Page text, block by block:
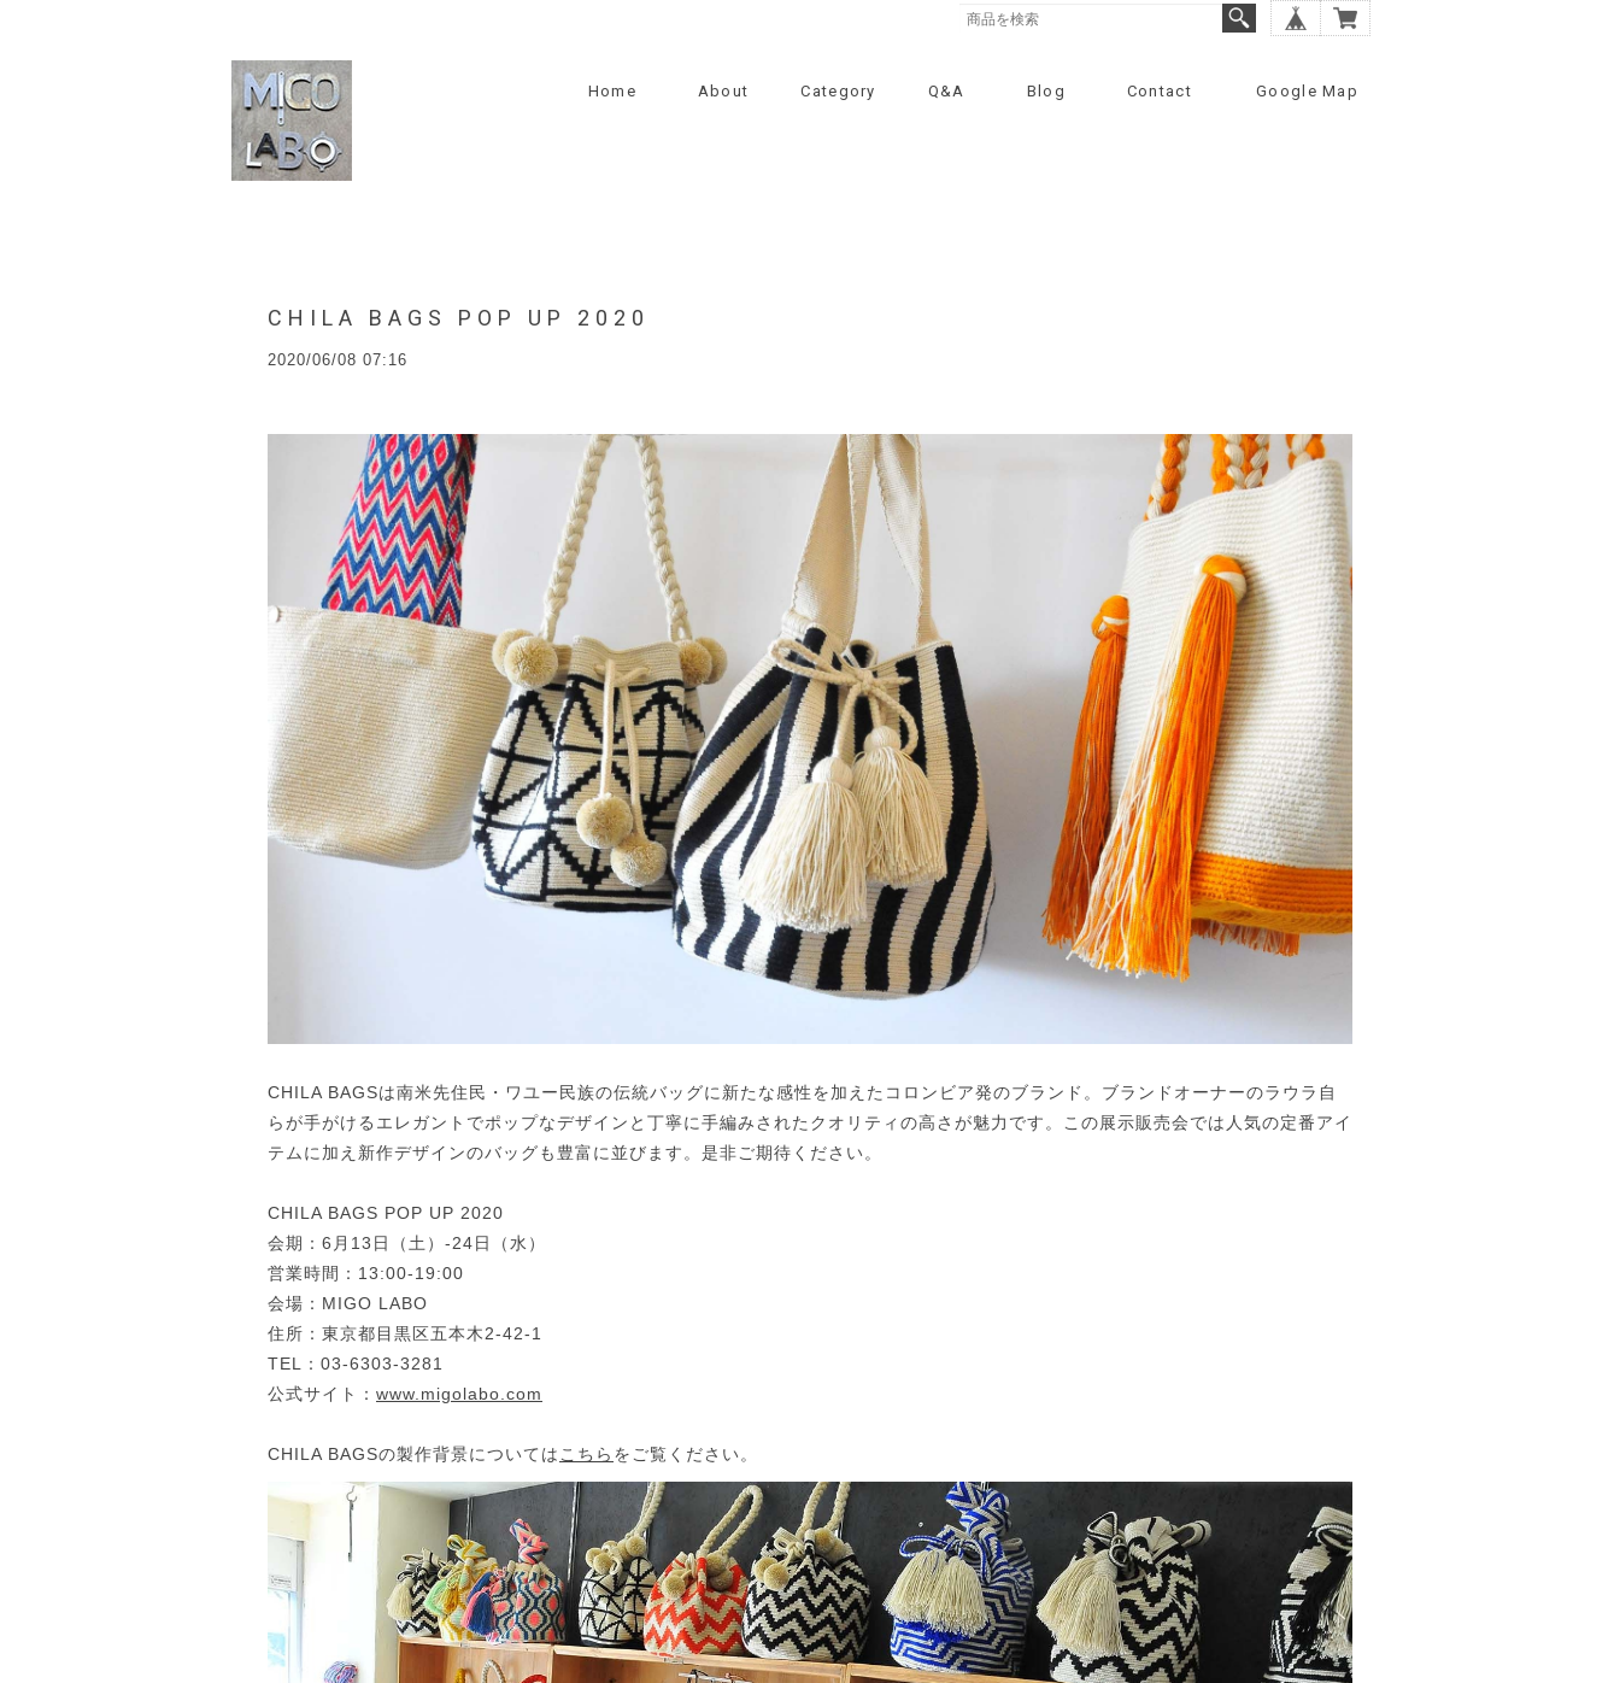
Home About Category Q&A Blog Contact Google Map
CHILA BAGS POP UP 2020
2020/06/08 07:16
CHILA BAGSは南米先住民・ワユー民族の伝統バッグに新たな感性を加えたコロンビア発のブランド。ブランドオーナーのラウラ自
らが手がけるエレガントでポップなデザインと丁寧に手編みされたクオリティの高さが魅力です。この展示販売会では人気の定番アイ
テムに加え新作デザインのバッグも豊富に並びます。是非ご期待ください。
CHILA BAGS POP UP 2020
会期：6月13日（土）-24日（水）
営業時間：13:00-19:00
会場：MIGO LABO
住所：東京都目黒区五本木2-42-1
TEL：03-6303-3281
公式サイト： www.migolabo.com
CHILA BAGSの製作背景についてはこちら をご覧ください。